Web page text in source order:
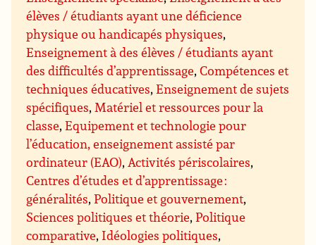
élèves / étudiants ayant une déficience
physique ou handicapés physiques,
Enseignement à des élèves / étudiants ayant
des difficultés d’apprentissage,Compétences et
techniques éducatives,Enseignement de sujets
spécifiques,Matériel et ressources pour la
classe,Equipement et technologie pour
l’éducation, enseignement assisté par
ordinateur (EAO),Activités périscolaires,
Centres d’études et d’apprentissage :
généralités,Politique et gouvernement,
Sciences politiques et théorie,Politique
comparative, Idéologies politiques,